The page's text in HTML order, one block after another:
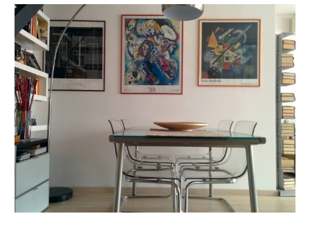
barbecue